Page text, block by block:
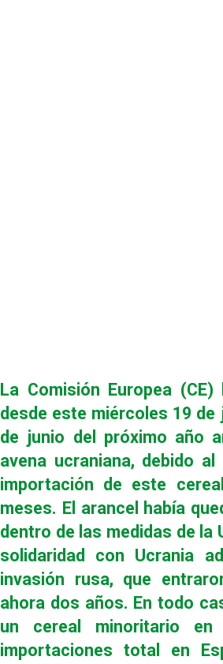
La Comisión Europea
desde este miércoles 19 de
de junio del próximo año
avena ucraniana, debido
importación de este
meses. El arancel había
dentro de las medidas de la
solidaridad con Ucrania
invasión rusa, que
ahora dos años. En todo
un cereal minoritario
importaciones total en